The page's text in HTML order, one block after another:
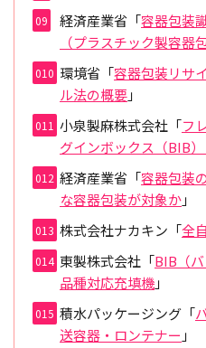
経済産業省「容器包装
（プラスチック製容器包
環境省「容器包装リサ
ル法の概要」
小泉製麻株式会社「フ
グインボックス（BIB）
経済産業省「容器包装
な容器包装が対象か」
株式会社ナカキン「全
東製株式会社「BIB（
品種対応充填機」
積水パッケージング「
送容器・ロンテナー 」